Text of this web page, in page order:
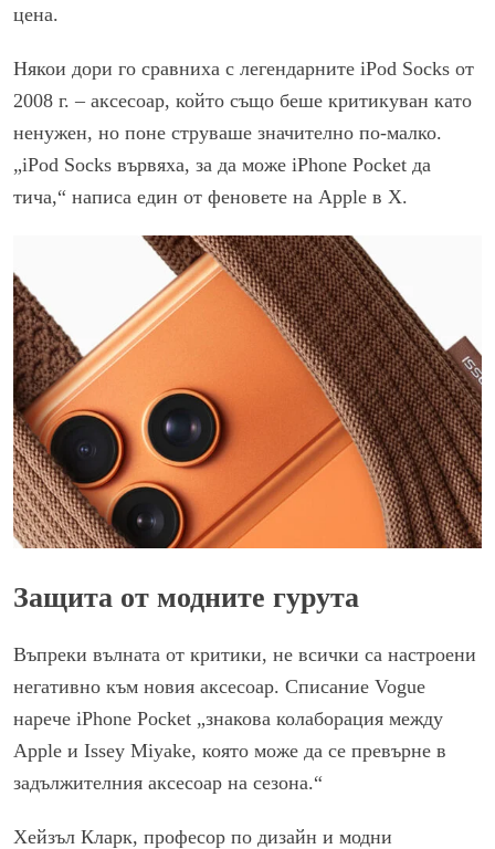
цена.
Някои дори го сравниха с легендарните iPod Socks от
2008 г. – аксесоар, който също беше критикуван като
ненужен, но поне струваше значително по-малко.
„iPod Socks вървяха, за да може iPhone Pocket да
тича,“ написа един от феновете на Apple в X.
Защита от модните гурута
Въпреки вълната от критики, не всички са настроени
негативно към новия аксесоар. Списание Vogue
нарече iPhone Pocket „знакова колаборация между
Apple и Issey Miyake, която може да се превърне в
задължителния аксесоар на сезона.“
Хейзъл Кларк, професор по дизайн и модни